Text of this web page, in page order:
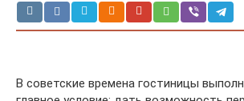
В советские времена гостиницы